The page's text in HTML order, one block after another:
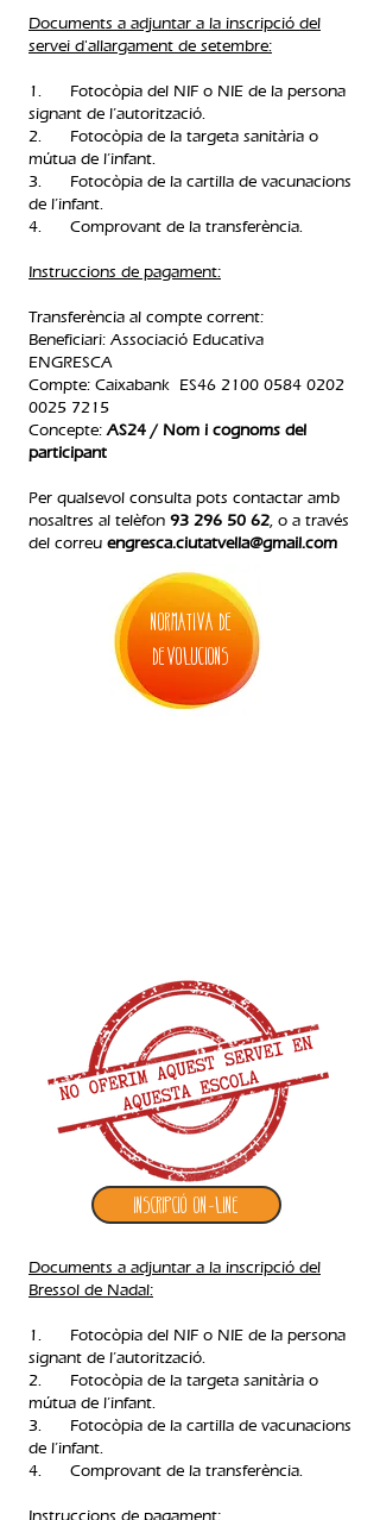
Documents a adjuntar a la inscripció del
servei d'allargament de setembre:
1. Fotocòpia del NIF o NIE de la persona
signant de l’autorització.
2. Fotocòpia de la targeta sanitària o
mútua de l’infant.
3. Fotocòpia de la cartilla de vacunacions
de l’infant.
4. Comprovant de la transferència.​
Instruccions de pagament:
Transferència al compte corrent:
Beneficiari: Associació Educativa
ENGRESCA
Compte: Caixabank ES46 2100 0584 0202
0025 7215
Concepte:AS24 / Nom i cognoms del
participant
Per qualsevol consulta pots contactar amb
nosaltres al telèfon 93 296 50 62, o a través
del correu engresca.ciutatvella@gmail.com
normativa de
devolucions
Inscripció ON-LINE
Documents a adjuntar a la inscripció del
Bressol de Nadal:
1. Fotocòpia del NIF o NIE de la persona
signant de l’autorització.
2. Fotocòpia de la targeta sanitària o
mútua de l’infant.
3. Fotocòpia de la cartilla de vacunacions
de l’infant.
4. Comprovant de la transferència.​
Instruccions de pagament: